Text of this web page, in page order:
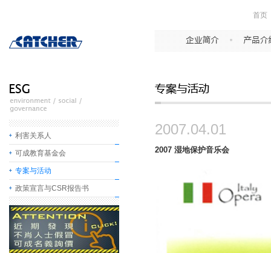
利害关系人
可成教育基金会
专案与活动
政策宣言与CSR报告书
2007.04.01
2007 湿地保护音乐会
首页